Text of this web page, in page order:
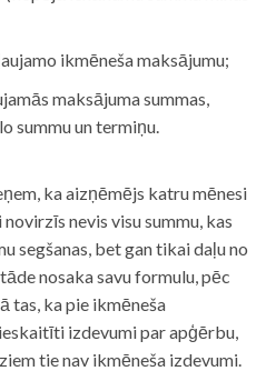
ikmēneša maksājumu;
maksājuma summas,
summu un termiņu.
ka aizņēmējs katru mēnesi
nevis visu summu, kas
segšanas, bet gan tikai daļu no
nosaka savu formulu, pēc
tas, ka pie ikmēneša
izdevumi par apģērbu,
tie nav ikmēneša izdevumi.